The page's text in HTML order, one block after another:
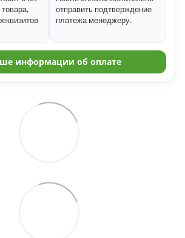
отправить подтверждение
платежа менеджеру.
информации об оплате